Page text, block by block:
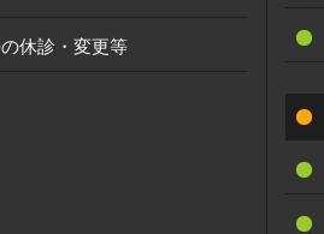
休診・変更等